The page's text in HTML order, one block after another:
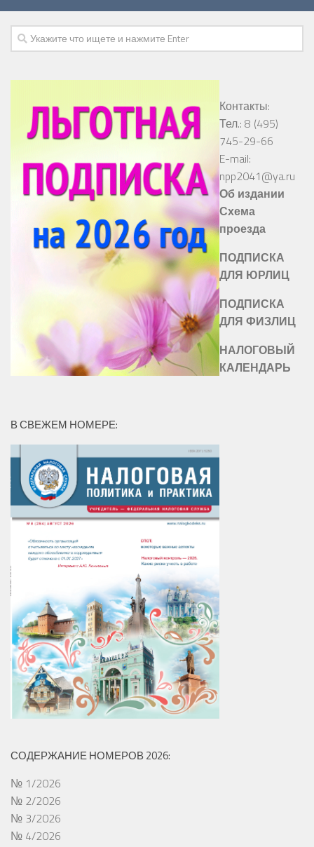
Контакты:
Тел.: 8 (495)
745-29-66
E-mail:
npp2041@ya.ru
Об издании
Схема
проезда
ПОДПИСКА
ДЛЯ ЮРЛИЦ
ПОДПИСКА
ДЛЯ ФИЗЛИЦ
НАЛОГОВЫЙ
КАЛЕНДАРЬ
В СВЕЖЕМ НОМЕРЕ:
СОДЕРЖАНИЕ НОМЕРОВ 2026:
№ 1/2026
№ 2/2026
№ 3/2026
№ 4/2026